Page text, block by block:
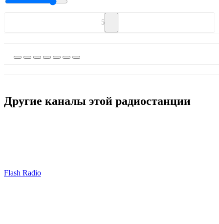
5
Другие каналы этой радиостанции
Flash Radio